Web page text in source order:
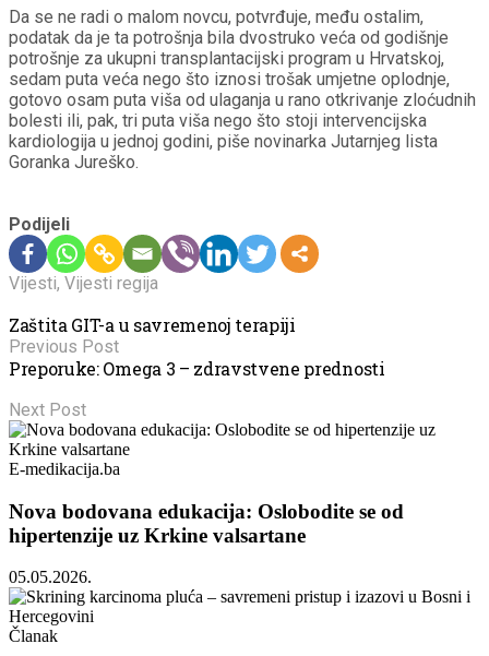
Da se ne radi o malom novcu, potvrđuje, među ostalim,
podatak da je ta potrošnja bila dvostruko veća od godišnje
potrošnje za ukupni transplantacijski program u Hrvatskoj,
sedam puta veća nego što iznosi trošak umjetne oplodnje,
gotovo osam puta viša od ulaganja u rano otkrivanje zloćudnih
bolesti ili, pak, tri puta viša nego što stoji intervencijska
kardiologija u jednoj godini, piše novinarka Jutarnjeg lista
Goranka Jureško.
Podijeli
Vijesti, Vijesti regija
Zaštita GIT-a u savremenoj terapiji
Previous Post
Preporuke: Omega 3 – zdravstvene prednosti
Next Post
E-medikacija.ba
Nova bodovana edukacija: Oslobodite se od
hipertenzije uz Krkine valsartane
05.05.2026.
Članak